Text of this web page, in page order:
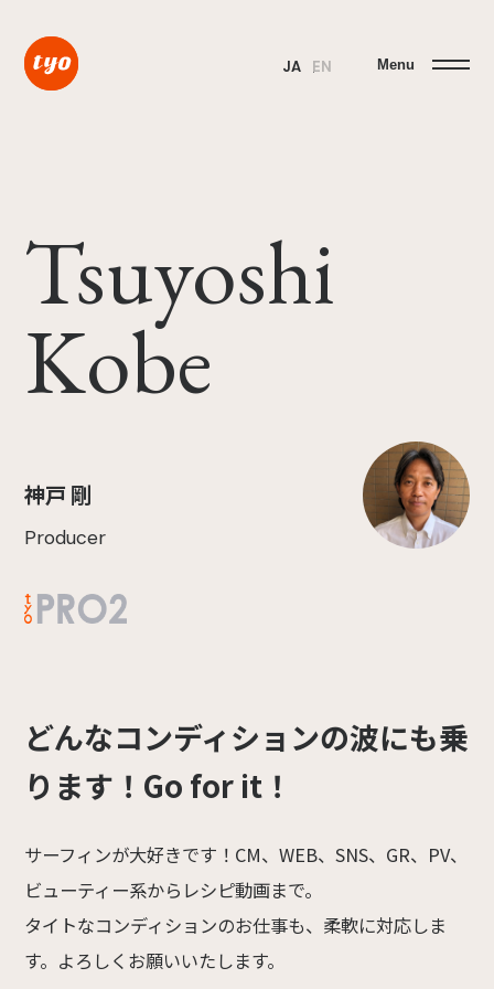
JA EN Menu
Tsuyoshi
Kobe
神戸 剛
Producer
どんなコンディションの波にも乗
ります！Go for it！
サーフィンが大好きです！CM、WEB、SNS、GR、PV、
ビューティー系からレシピ動画まで。
タイトなコンディションのお仕事も、柔軟に対応しま
す。よろしくお願いいたします。